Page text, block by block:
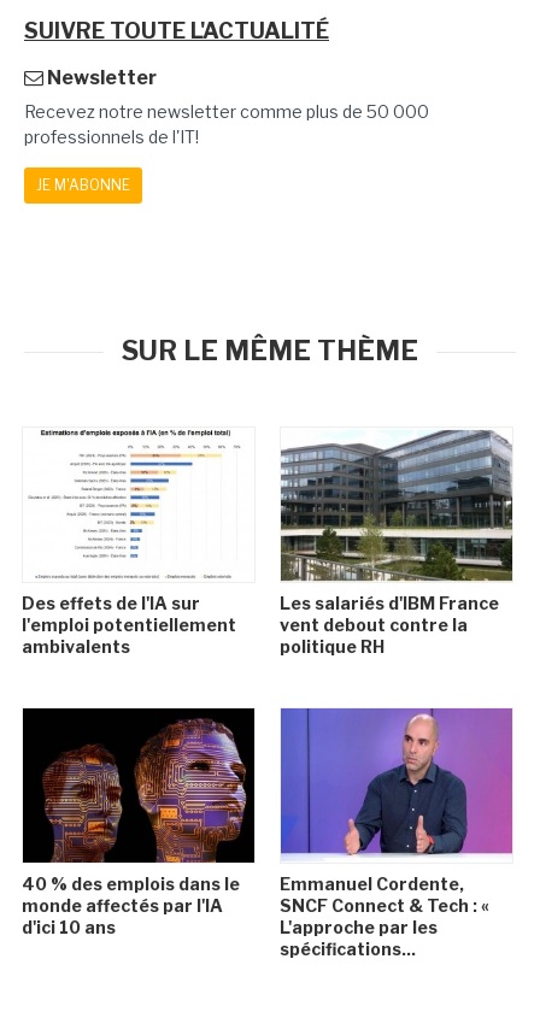
SUIVRE TOUTE L'ACTUALITÉ
Newsletter
Recevez notre newsletter comme plus de 50 000
professionnels de l'IT!
JE M'ABONNE
SUR LE MÊME THÈME
Des effets de l'IA sur
l'emploi potentiellement
ambivalents
Les salariés d'IBM France
vent debout contre la
politique RH
40 % des emplois dans le
monde affectés par l'IA
d'ici 10 ans
Emmanuel Cordente,
SNCF Connect & Tech : «
L'approche par les
spécifications...